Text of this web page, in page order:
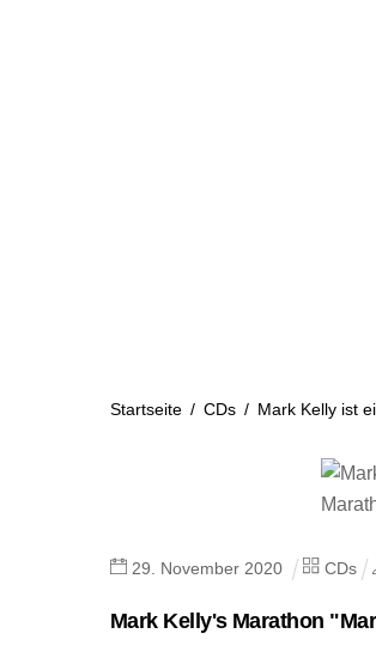
Startseite / CDs / Mark Kelly ist
29 November 2020 CDs
Mark Kelly's Marathon